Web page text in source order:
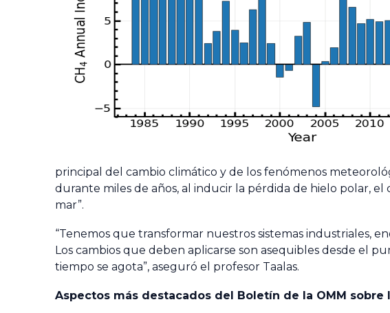
principal del cambio climático y de los fenómenos
durante miles de años, al inducir la pérdida de hielo polar,
mar”.
“Tenemos que transformar nuestros sistemas industriales,
Los cambios que deben aplicarse son asequibles desde el
tiempo se agota”, aseguró el profesor Taalas.
Aspectos más destacados del Boletín de la OMM sobre